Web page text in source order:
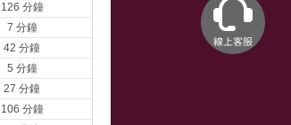
126 分鐘
7 分鐘
42 分鐘
5 分鐘
27 分鐘
106 分鐘